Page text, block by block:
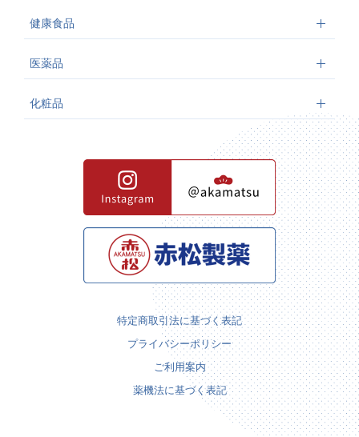
健康食品
医薬品
化粧品
特定商取引法に基づく表記
プライバシーポリシー
ご利用案内
薬機法に基づく表記